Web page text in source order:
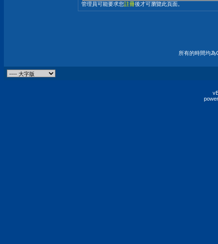
管理員可能要求您註冊後才可瀏覽此頁面。
所有的時間均為